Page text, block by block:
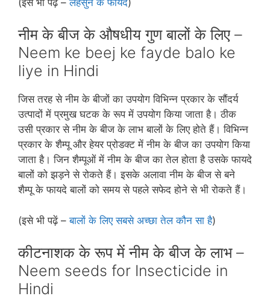
नीम के बीज के औषधीय गुण बालों के लिए –
Neem ke beej ke fayde balo ke
liye in Hindi
जिस तरह से नीम के बीजों का उपयोग विभिन्‍न प्रकार के सौंदर्य
उत्‍पादों में प्रमुख घटक के रूप में उपयोग किया जाता है। ठीक
उसी प्रकार से नीम के बीज के लाभ बालों के लिए होते हैं। विभिन्‍न
प्रकार के शैम्पू और हेयर प्रोडक्‍ट में नीम के बीज का उपयोग किया
जाता है। जिन शैम्‍पूओं में नीम के बीज का तेल होता है उसके फायदे
बालों को झड़ने से रोकते हैं। इसके अलावा नीम के बीज से बने
शैम्‍पू के फायदे बालों को समय से पहले सफेद होने से भी रोकते हैं।
(इसे भी पढ़ें –बालों के लिए सबसे अच्छा तेल कौन सा है)
कीटनाशक के रूप में नीम के बीज के लाभ –
Neem seeds for Insecticide in
Hindi